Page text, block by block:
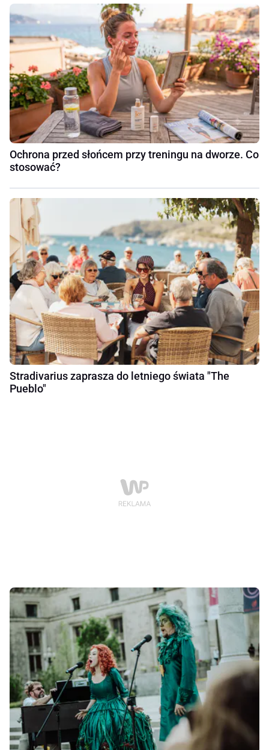
Ochrona przed słońcem przy treningu na dworze. Co
stosować?
Stradivarius zaprasza do letniego świata "The
Pueblo"